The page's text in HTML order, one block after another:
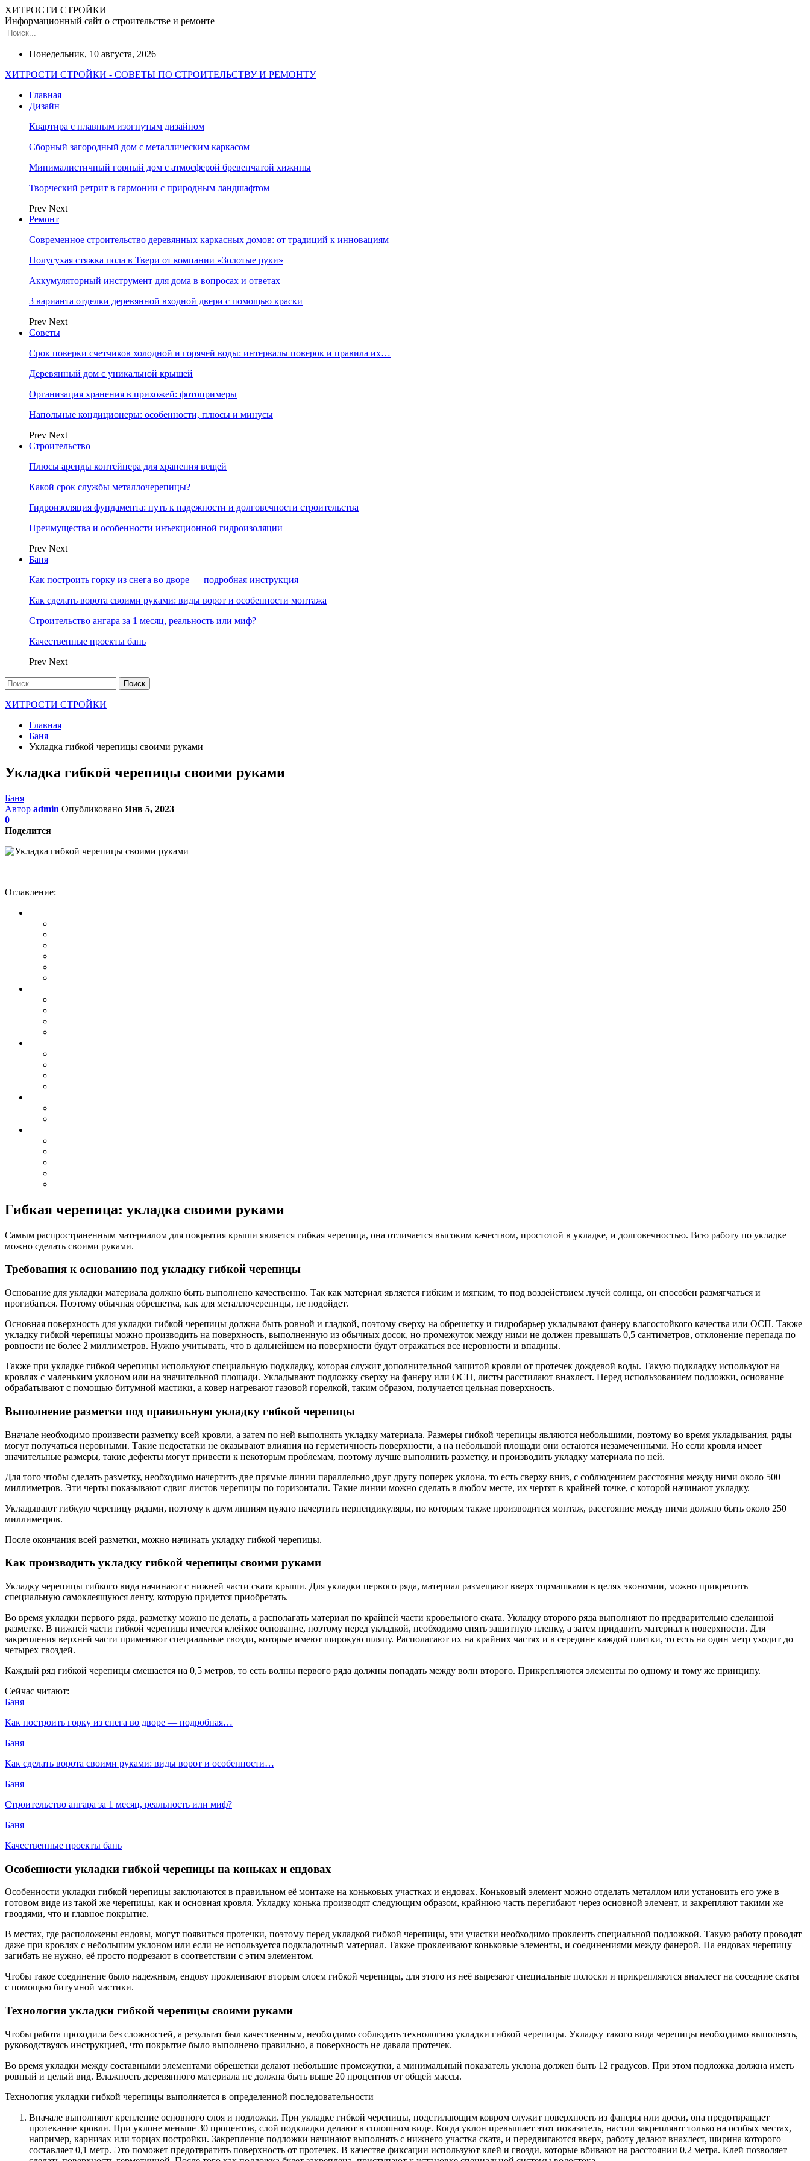
ХИТРОСТИ СТРОЙКИ
Информационный сайт о строительстве и ремонте
Понедельник, 10 августа, 2026
ХИТРОСТИ СТРОЙКИ - СОВЕТЫ ПО СТРОИТЕЛЬСТВУ И РЕМОНТУ
Главная
Дизайн
Квартира с плавным изогнутым дизайном
Сборный загородный дом с металлическим каркасом
Минималистичный горный дом с атмосферой бревенчатой хижины
Творческий ретрит в гармонии с природным ландшафтом
Prev Next
Ремонт
Современное строительство деревянных каркасных домов: от традиций к инновациям
Полусухая стяжка пола в Твери от компании «Золотые руки»
Аккумуляторный инструмент для дома в вопросах и ответах
3 варианта отделки деревянной входной двери с помощью краски
Prev Next
Советы
Срок поверки счетчиков холодной и горячей воды: интервалы поверок и правила их…
Деревянный дом с уникальной крышей
Организация хранения в прихожей: фотопримеры
Напольные кондиционеры: особенности, плюсы и минусы
Prev Next
Строительство
Плюсы аренды контейнера для хранения вещей
Какой срок службы металлочерепицы?
Гидроизоляция фундамента: путь к надежности и долговечности строительства
Преимущества и особенности инъекционной гидроизоляции
Prev Next
Баня
Как построить горку из снега во дворе — подробная инструкция
Как сделать ворота своими руками: виды ворот и особенности монтажа
Строительство ангара за 1 месяц, реальность или миф?
Качественные проекты бань
Prev Next
ХИТРОСТИ СТРОЙКИ
Главная
Баня
Укладка гибкой черепицы своими руками
Укладка гибкой черепицы своими руками
Баня
Автор admin Опубликовано Янв 5, 2023
0
Поделится
Оглавление:
Гибкая черепица: укладка своими руками
Самым распространенным материалом для покрытия крыши является гибкая черепица, она отличается высоким качеством, простотой в укладке, и долговечностью. Всю работу по укладке
можно сделать своими руками.
Требования к основанию под укладку гибкой черепицы
Основание для укладки материала должно быть выполнено качественно. Так как материал является гибким и мягким, то под воздействием лучей солнца, он способен размягчаться и
прогибаться. Поэтому обычная обрешетка, как для металлочерепицы, не подойдет.
Основная поверхность для укладки гибкой черепицы должна быть ровной и гладкой, поэтому сверху на обрешетку и гидробарьер укладывают фанеру влагостойкого качества или ОСП. Также
укладку гибкой черепицы можно производить на поверхность, выполненную из обычных досок, но промежуток между ними не должен превышать 0,5 сантиметров, отклонение перепада по
ровности не более 2 миллиметров. Нужно учитывать, что в дальнейшем на поверхности будут отражаться все неровности и впадины.
Также при укладке гибкой черепицы используют специальную подкладку, которая служит дополнительной защитой кровли от протечек дождевой воды. Такую подкладку используют на
кровлях с маленьким уклоном или на значительной площади. Укладывают подложку сверху на фанеру или ОСП, листы расстилают внахлест. Перед использованием подложки, основание
обрабатывают с помощью битумной мастики, а ковер нагревают газовой горелкой, таким образом, получается цельная поверхность.
Выполнение разметки под правильную укладку гибкой черепицы
Вначале необходимо произвести разметку всей кровли, а затем по ней выполнять укладку материала. Размеры гибкой черепицы являются небольшими, поэтому во время укладывания, ряды
могут получаться неровными. Такие недостатки не оказывают влияния на герметичность поверхности, а на небольшой площади они остаются незамеченными. Но если кровля имеет
значительные размеры, такие дефекты могут привести к некоторым проблемам, поэтому лучше выполнить разметку, и производить укладку материала по ней.
Для того чтобы сделать разметку, необходимо начертить две прямые линии параллельно друг другу поперек уклона, то есть сверху вниз, с соблюдением расстояния между ними около 500
миллиметров. Эти черты показывают сдвиг листов черепицы по горизонтали. Такие линии можно сделать в любом месте, их чертят в крайней точке, с которой начинают укладку.
Укладывают гибкую черепицу рядами, поэтому к двум линиям нужно начертить перпендикуляры, по которым также производится монтаж, расстояние между ними должно быть около 250
миллиметров.
После окончания всей разметки, можно начинать укладку гибкой черепицы.
Как производить укладку гибкой черепицы своими руками
Укладку черепицы гибкого вида начинают с нижней части ската крыши. Для укладки первого ряда, материал размещают вверх тормашками в целях экономии, можно прикрепить
специальную самоклеящуюся ленту, которую придется приобретать.
Во время укладки первого ряда, разметку можно не делать, а располагать материал по крайней части кровельного ската. Укладку второго ряда выполняют по предварительно сделанной
разметке. В нижней части гибкой черепицы имеется клейкое основание, поэтому перед укладкой, необходимо снять защитную пленку, а затем придавить материал к поверхности. Для
закрепления верхней части применяют специальные гвозди, которые имеют широкую шляпу. Располагают их на крайних частях и в середине каждой плитки, то есть на один метр уходит до
четырех гвоздей.
Каждый ряд гибкой черепицы смещается на 0,5 метров, то есть волны первого ряда должны попадать между волн второго. Прикрепляются элементы по одному и тому же принципу.
Сейчас читают:
Баня
Как построить горку из снега во дворе — подробная…
Баня
Как сделать ворота своими руками: виды ворот и особенности…
Баня
Строительство ангара за 1 месяц, реальность или миф?
Баня
Качественные проекты бань
Особенности укладки гибкой черепицы на коньках и ендовах
Особенности укладки гибкой черепицы заключаются в правильном её монтаже на коньковых участках и ендовах. Коньковый элемент можно отделать металлом или установить его уже в
готовом виде из такой же черепицы, как и основная кровля. Укладку конька производят следующим образом, крайнюю часть перегибают через основной элемент, и закрепляют такими же
гвоздями, что и главное покрытие.
В местах, где расположены ендовы, могут появиться протечки, поэтому перед укладкой гибкой черепицы, эти участки необходимо проклеить специальной подложкой. Такую работу проводят
даже при кровлях с небольшим уклоном или если не используется подкладочный материал. Также проклеивают коньковые элементы, и соединениями между фанерой. На ендовах черепицу
загибать не нужно, её просто подрезают в соответствии с этим элементом.
Чтобы такое соединение было надежным, ендову проклеивают вторым слоем гибкой черепицы, для этого из неё вырезают специальные полоски и прикрепляются внахлест на соседние скаты
с помощью битумной мастики.
Технология укладки гибкой черепицы своими руками
Чтобы работа проходила без сложностей, а результат был качественным, необходимо соблюдать технологию укладки гибкой черепицы. Укладку такого вида черепицы необходимо выполнять,
руководствуясь инструкцией, что покрытие было выполнено правильно, а поверхность не давала протечек.
Во время укладки между составными элементами обрешетки делают небольшие промежутки, а минимальный показатель уклона должен быть 12 градусов. При этом подложка должна иметь
ровный и целый вид. Влажность деревянного материала не должна быть выше 20 процентов от общей массы.
Технология укладки гибкой черепицы выполняется в определенной последовательности
Вначале выполняют крепление основного слоя и подложки. При укладке гибкой черепицы, подстилающим ковром служит поверхность из фанеры или доски, она предотвращает
протекание кровли. При уклоне меньше 30 процентов, слой подкладки делают в сплошном виде. Когда уклон превышает этот показатель, настил закрепляют только на особых местах,
например, карнизах или торцах постройки. Закрепление подложки начинают выполнять с нижнего участка ската, и передвигаются вверх, работу делают внахлест, ширина которого
составляет 0,1 метр. Это поможет предотвратить поверхность от протечек. В качестве фиксации используют клей и гвозди, которые вбивают на расстоянии 0,2 метра. Клей позволяет